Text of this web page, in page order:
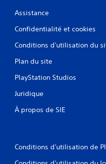
Assistance
Confidentialité et cookies
Conditions d'utilisation du
Plan du site
PlayStation Studios
Juridique
À propos de SIE
Conditions d'utilisation de